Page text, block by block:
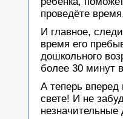
проведёте
И главное,
время его
дошкольного
более 30 минут
А теперь вперед
свете! И не
незначительные